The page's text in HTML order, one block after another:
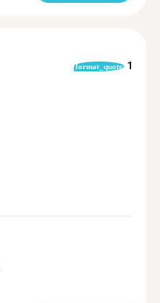
format_quote 1